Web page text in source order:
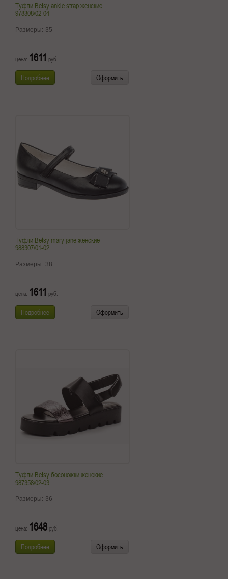
Туфли Betsy ankle strap женские
978308/02-04
Размеры: 35
цена: 1611 руб.
Подробнее Оформить
Туфли Betsy mary jane женские
988307/01-02
Размеры: 38
цена: 1611 руб.
Подробнее Оформить
Туфли Betsy босоножки женские
987358/02-03
Размеры: 36
цена: 1648 руб.
Подробнее Оформить